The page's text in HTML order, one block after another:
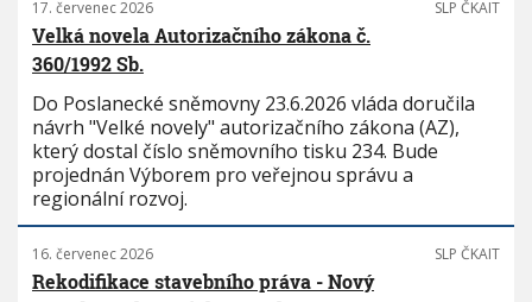
17. červenec 2026 SLP ČKAIT
Velká novela Autorizačního zákona č.
360/1992 Sb.
Do Poslanecké sněmovny 23.6.2026 vláda doručila
návrh "Velké novely" autorizačního zákona (AZ),
který dostal číslo sněmovního tisku 234. Bude
projednán Výborem pro veřejnou správu a
regionální rozvoj.
16. červenec 2026 SLP ČKAIT
Rekodifikace stavebního práva - Nový